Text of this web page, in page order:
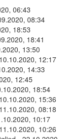
06:43
08:34
18:53
18:41
13:50
12:17
14:33
12:45
18:54
15:36
08:18
10:17
10:26